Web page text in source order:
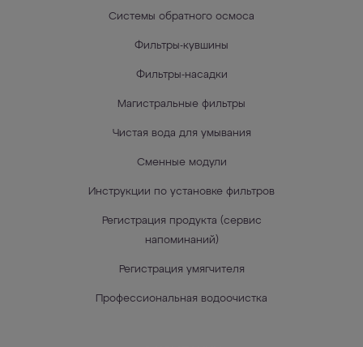
Системы обратного осмоса
Фильтры-кувшины
Фильтры-насадки
Магистральные фильтры
Чистая вода для умывания
Сменные модули
Инструкции по установке фильтров
Регистрация продукта (сервис
напоминаний)
Регистрация умягчителя
Профессиональная водоочистка